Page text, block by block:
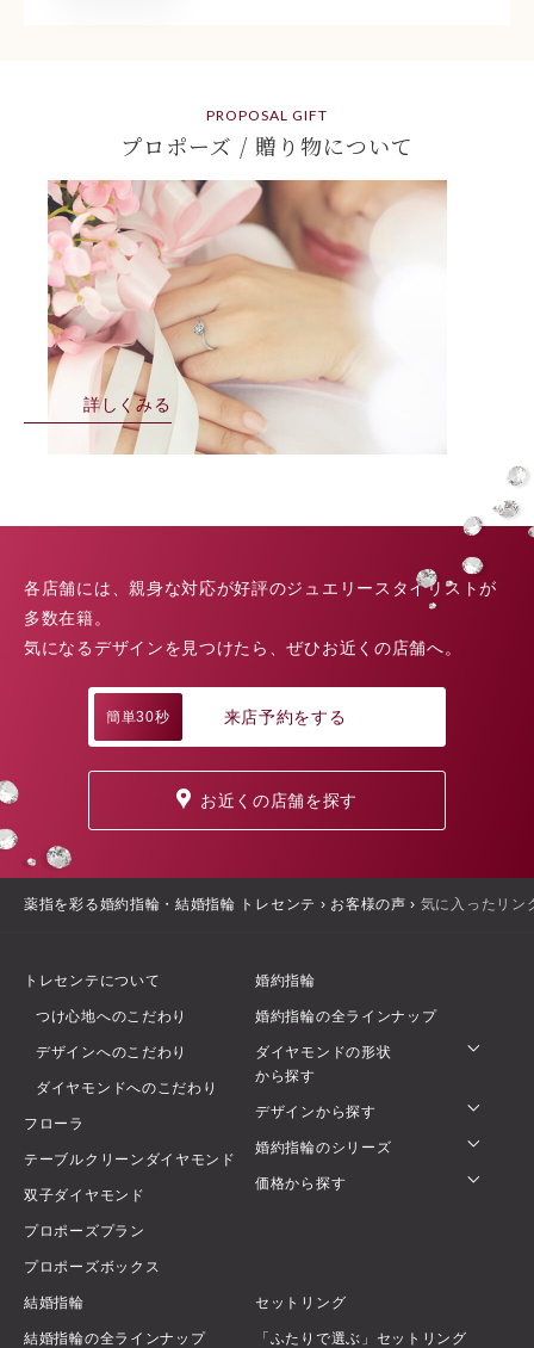
PROPOSAL GIFT
プロポーズ / 贈り物について
詳しくみる
各店舗には、親身な対応が好評のジュエリースタイリストが
多数在籍。
気になるデザインを見つけたら、ぜひお近くの店舗へ。
簡単30秒 来店予約をする
お近くの店舗を探す
薬指を彩る婚約指輪・結婚指輪 トレセンテ › お客様の声 › 気に入ったリン
トレセンテについて
つけ心地へのこだわり
デザインへのこだわり
ダイヤモンドへのこだわり
フローラ
テーブルクリーンダイヤモンド
双子ダイヤモンド
プロポーズプラン
プロポーズボックス
婚約指輪
婚約指輪の全ラインナップ
ダイヤモンドの形状
から探す
デザインから探す
婚約指輪のシリーズ
価格から探す
結婚指輪
結婚指輪の全ラインナップ
セットリング
「ふたりで選ぶ」セットリング